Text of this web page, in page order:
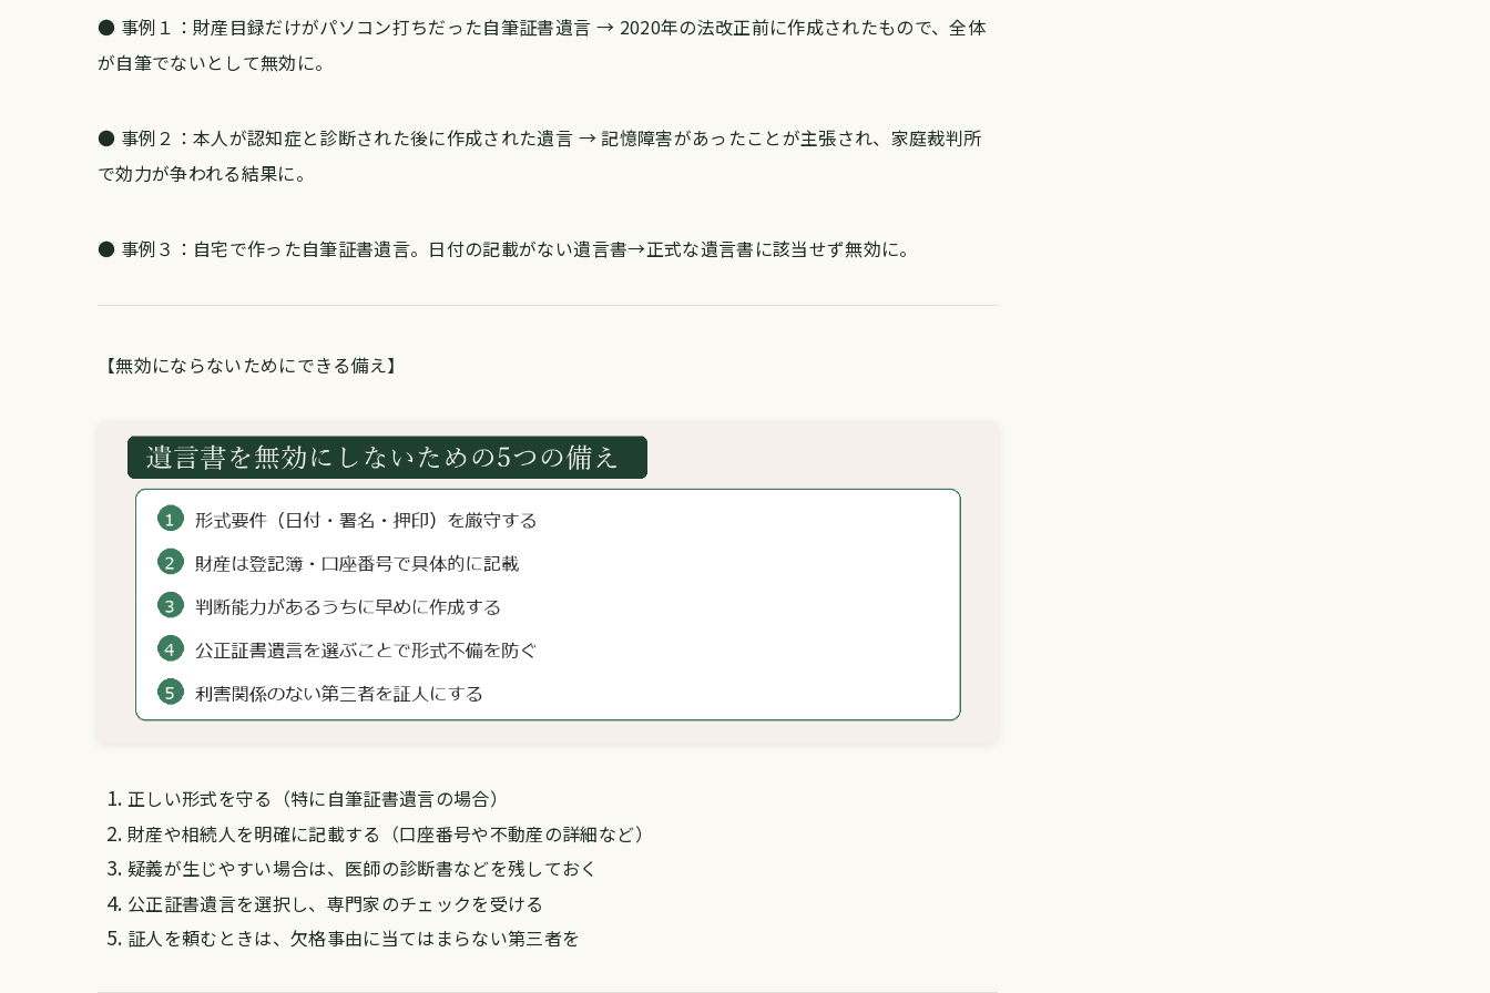
● 事例１：財産目録だけがパソコン打ちだった自筆証書遺言 → 2020年の法改正前に作成されたもので、全体
が自筆でないとして無効に。
● 事例２：本人が認知症と診断された後に作成された遺言 → 記憶障害があったことが主張され、家庭裁判所
で効力が争われる結果に。
● 事例３：自宅で作った自筆証書遺言。日付の記載がない遺言書→正式な遺言書に該当せず無効に。
【無効にならないためにできる備え】
正しい形式を守る（特に自筆証書遺言の場合）
財産や相続人を明確に記載する（口座番号や不動産の詳細など）
疑義が生じやすい場合は、医師の診断書などを残しておく
公正証書遺言を選択し、専門家のチェックを受ける
証人を頼むときは、欠格事由に当てはまらない第三者を